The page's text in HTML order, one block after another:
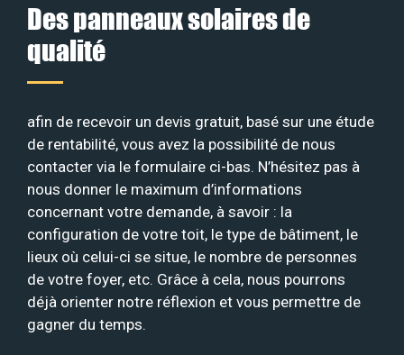
Des panneaux solaires de
qualité
afin de recevoir un devis gratuit, basé sur une étude
de rentabilité, vous avez la possibilité de nous
contacter via le formulaire ci-bas. N’hésitez pas à
nous donner le maximum d’informations
concernant votre demande, à savoir : la
configuration de votre toit, le type de bâtiment, le
lieux où celui-ci se situe, le nombre de personnes
de votre foyer, etc. Grâce à cela, nous pourrons
déjà orienter notre réflexion et vous permettre de
gagner du temps.